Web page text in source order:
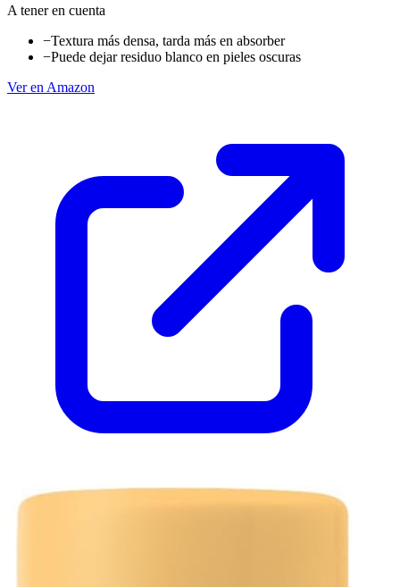
A tener en cuenta
−Textura más densa, tarda más en absorber
−Puede dejar residuo blanco en pieles oscuras
Ver en Amazon